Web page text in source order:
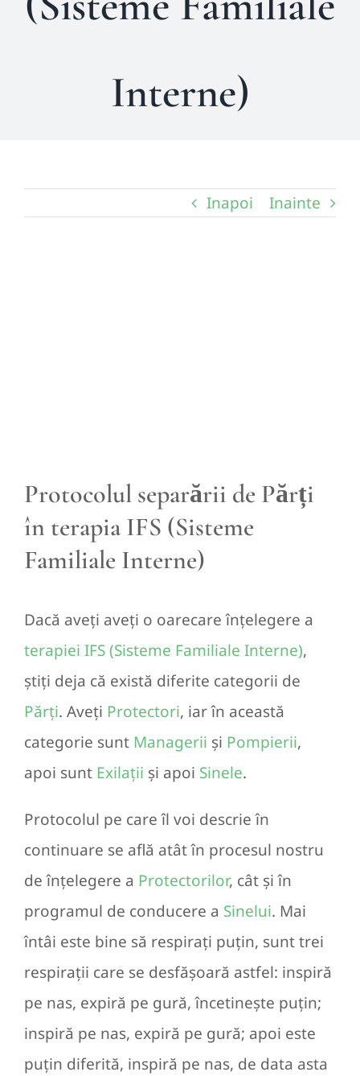
Interne)
Inapoi Inainte
Protocolul separării de Părți
în terapia IFS (Sisteme
Familiale Interne)
Dacă aveți aveți o oarecare înțelegere a
terapiei IFS (Sisteme Familiale Interne),
știți deja că există diferite categorii de
Părți. Aveți Protectori, iar în această
categorie sunt Managerii și Pompierii,
apoi sunt Exilații și apoi Sinele.
Protocolul pe care îl voi descrie în
continuare se află atât în procesul nostru
de înțelegere a Protectorilor, cât și în
programul de conducere a Sinelui. Mai
întâi este bine să respirați puțin, sunt trei
respirații care se desfășoară astfel: inspiră
pe nas, expiră pe gură, încetinește puțin;
inspiră pe nas, expiră pe gură; apoi este
puțin diferită, inspiră pe nas, de data asta